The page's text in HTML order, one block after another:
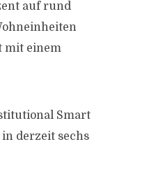
auf rund
mit einem
Smart
derzeit sechs